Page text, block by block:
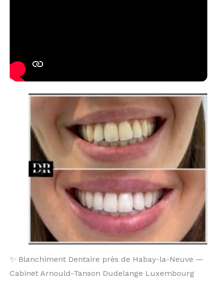
✨ Blanchiment Dentaire près de Habay-la-Neuve —
Cabinet Arnould-Tanson Dudelange Luxembourg